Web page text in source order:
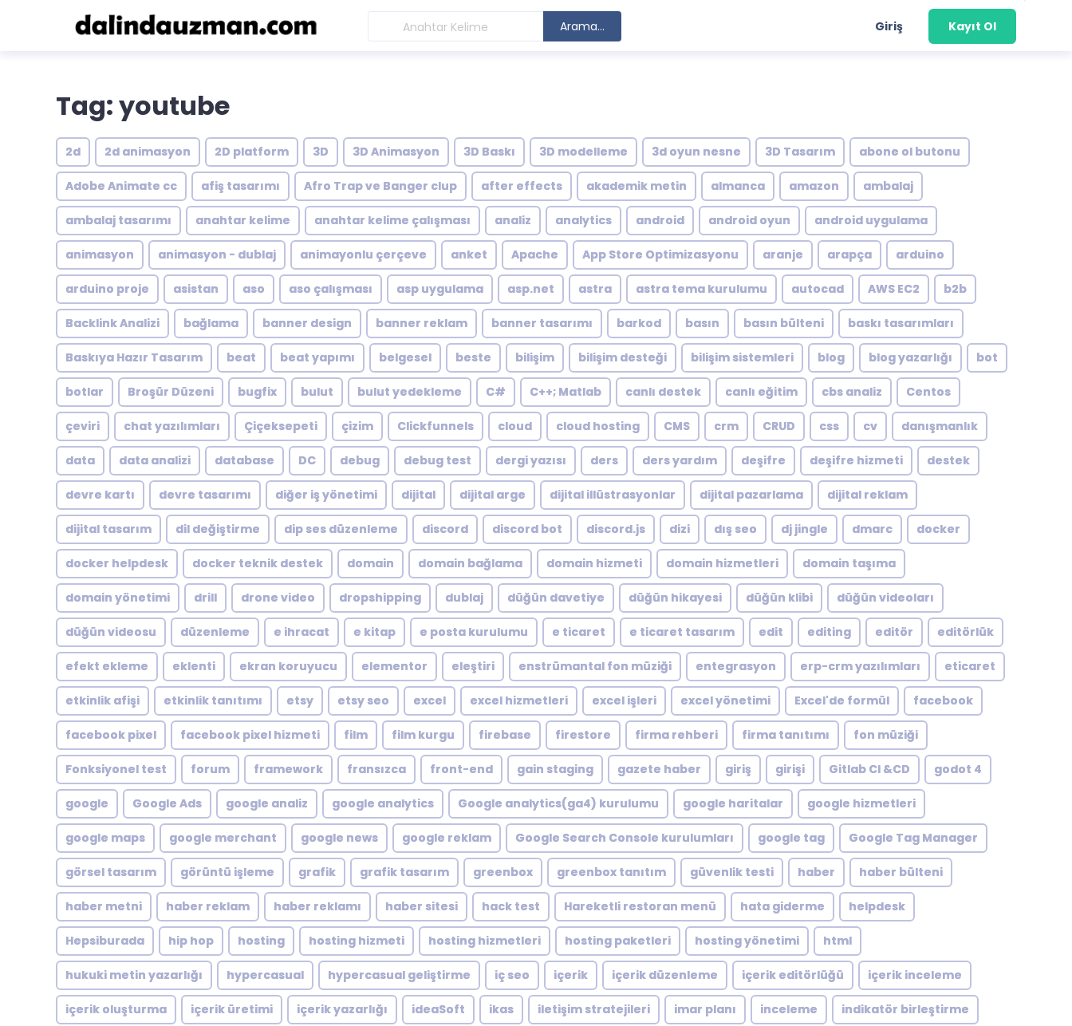
Arama... Giriş Kayıt Ol
Tag: youtube
2d 2d animasyon 2D platform 3D 3D Animasyon 3D Baskı 3D modelleme 3d oyun nesne 3D Tasarım abone ol butonu
Adobe Animate cc afiş tasarımı Afro Trap ve Banger clup after effects akademik metin almanca amazon ambalaj
ambalaj tasarımı anahtar kelime anahtar kelime çalışması analiz analytics android android oyun android uygulama
animasyon animasyon - dublaj animayonlu çerçeve anket Apache App Store Optimizasyonu aranje arapça arduino
arduino proje asistan aso aso çalışması asp uygulama asp.net astra astra tema kurulumu autocad AWS EC2 b2b
Backlink Analizi bağlama banner design banner reklam banner tasarımı barkod basın basın bülteni baskı tasarımları
Baskıya Hazır Tasarım beat beat yapımı belgesel beste bilişim bilişim desteği bilişim sistemleri blog blog yazarlığı bot
botlar Broşür Düzeni bugfix bulut bulut yedekleme C# C++; Matlab canlı destek canlı eğitim cbs analiz Centos
çeviri chat yazılımları Çiçeksepeti çizim Clickfunnels cloud cloud hosting CMS crm CRUD css cv danışmanlık
data data analizi database DC debug debug test dergi yazısı ders ders yardım deşifre deşifre hizmeti destek
devre kartı devre tasarımı diğer iş yönetimi dijital dijital arge dijital illüstrasyonlar dijital pazarlama dijital reklam
dijital tasarım dil değiştirme dip ses düzenleme discord discord bot discord.js dizi dış seo dj jingle dmarc docker
docker helpdesk docker teknik destek domain domain bağlama domain hizmeti domain hizmetleri domain taşıma
domain yönetimi drill drone video dropshipping dublaj düğün davetiye düğün hikayesi düğün klibi düğün videoları
düğün videosu düzenleme e ihracat e kitap e posta kurulumu e ticaret e ticaret tasarım edit editing editör editörlük
efekt ekleme eklenti ekran koruyucu elementor eleştiri enstrümantal fon müziği entegrasyon erp-crm yazılımları eticaret
etkinlik afişi etkinlik tanıtımı etsy etsy seo excel excel hizmetleri excel işleri excel yönetimi Excel'de formül facebook
facebook pixel facebook pixel hizmeti film film kurgu firebase firestore firma rehberi firma tanıtımı fon müziği
Fonksiyonel test forum framework fransızca front-end gain staging gazete haber giriş girişi Gitlab CI &CD godot 4
google Google Ads google analiz google analytics Google analytics(ga4) kurulumu google haritalar google hizmetleri
google maps google merchant google news google reklam Google Search Console kurulumları google tag Google Tag Manager
görsel tasarım görüntü işleme grafik grafik tasarım greenbox greenbox tanıtım güvenlik testi haber haber bülteni
haber metni haber reklam haber reklamı haber sitesi hack test Hareketli restoran menü hata giderme helpdesk
Hepsiburada hip hop hosting hosting hizmeti hosting hizmetleri hosting paketleri hosting yönetimi html
hukuki metin yazarlığı hypercasual hypercasual geliştirme iç seo içerik içerik düzenleme içerik editörlüğü içerik inceleme
içerik oluşturma içerik üretimi içerik yazarlığı ideaSoft ikas iletişim stratejileri imar planı inceleme indikatör birleştirme